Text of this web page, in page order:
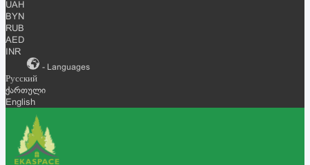
UAH
BYN
RUB
AED
INR
- Languages
Русский
ქართული
English